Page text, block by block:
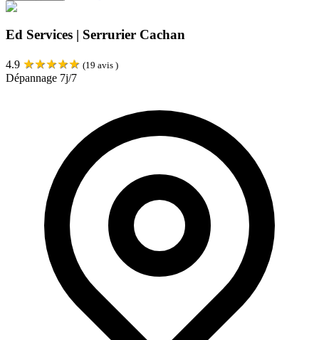
Ed Services | Serrurier Cachan
4.9 ★★★★★ (19 avis )
Dépannage 7j/7